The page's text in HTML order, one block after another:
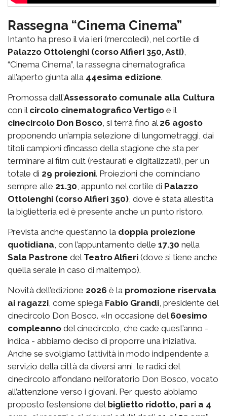
Rassegna “Cinema Cinema”
Intanto ha preso il via ieri (mercoledì), nel cortile di
Palazzo Ottolenghi (corso Alfieri 350, Asti),
“Cinema Cinema”, la rassegna cinematografica
all’aperto giunta alla 44esima edizione.
Promossa dall’Assessorato comunale alla Cultura
con il circolo cinematografico Vertigo e il
cinecircolo Don Bosco, si terrà fino al 26 agosto
proponendo un’ampia selezione di lungometraggi, dai
titoli campioni d’incasso della stagione che sta per
terminare ai film cult (restaurati e digitalizzati), per un
totale di 29 proiezioni. Proiezioni che cominciano
sempre alle 21.30, appunto nel cortile di Palazzo
Ottolenghi (corso Alfieri 350), dove è stata allestita
la biglietteria ed è presente anche un punto ristoro.
Prevista anche quest’anno la doppia proiezione
quotidiana, con l’appuntamento delle 17.30 nella
Sala Pastrone del Teatro Alfieri (dove si tiene anche
quella serale in caso di maltempo).
Novità dell’edizione 2026 è la promozione riservata
ai ragazzi, come spiega Fabio Grandi, presidente del
cinecircolo Don Bosco. «In occasione del 60esimo
compleanno del cinecircolo, che cade quest’anno -
indica - abbiamo deciso di proporre una iniziativa.
Anche se svolgiamo l’attività in modo indipendente a
servizio della città da diversi anni, le radici del
cinecircolo affondano nell’oratorio Don Bosco, vocato
all’attenzione verso i giovani. Per questo abbiamo
proposto l’estensione del biglietto ridotto, pari a 4